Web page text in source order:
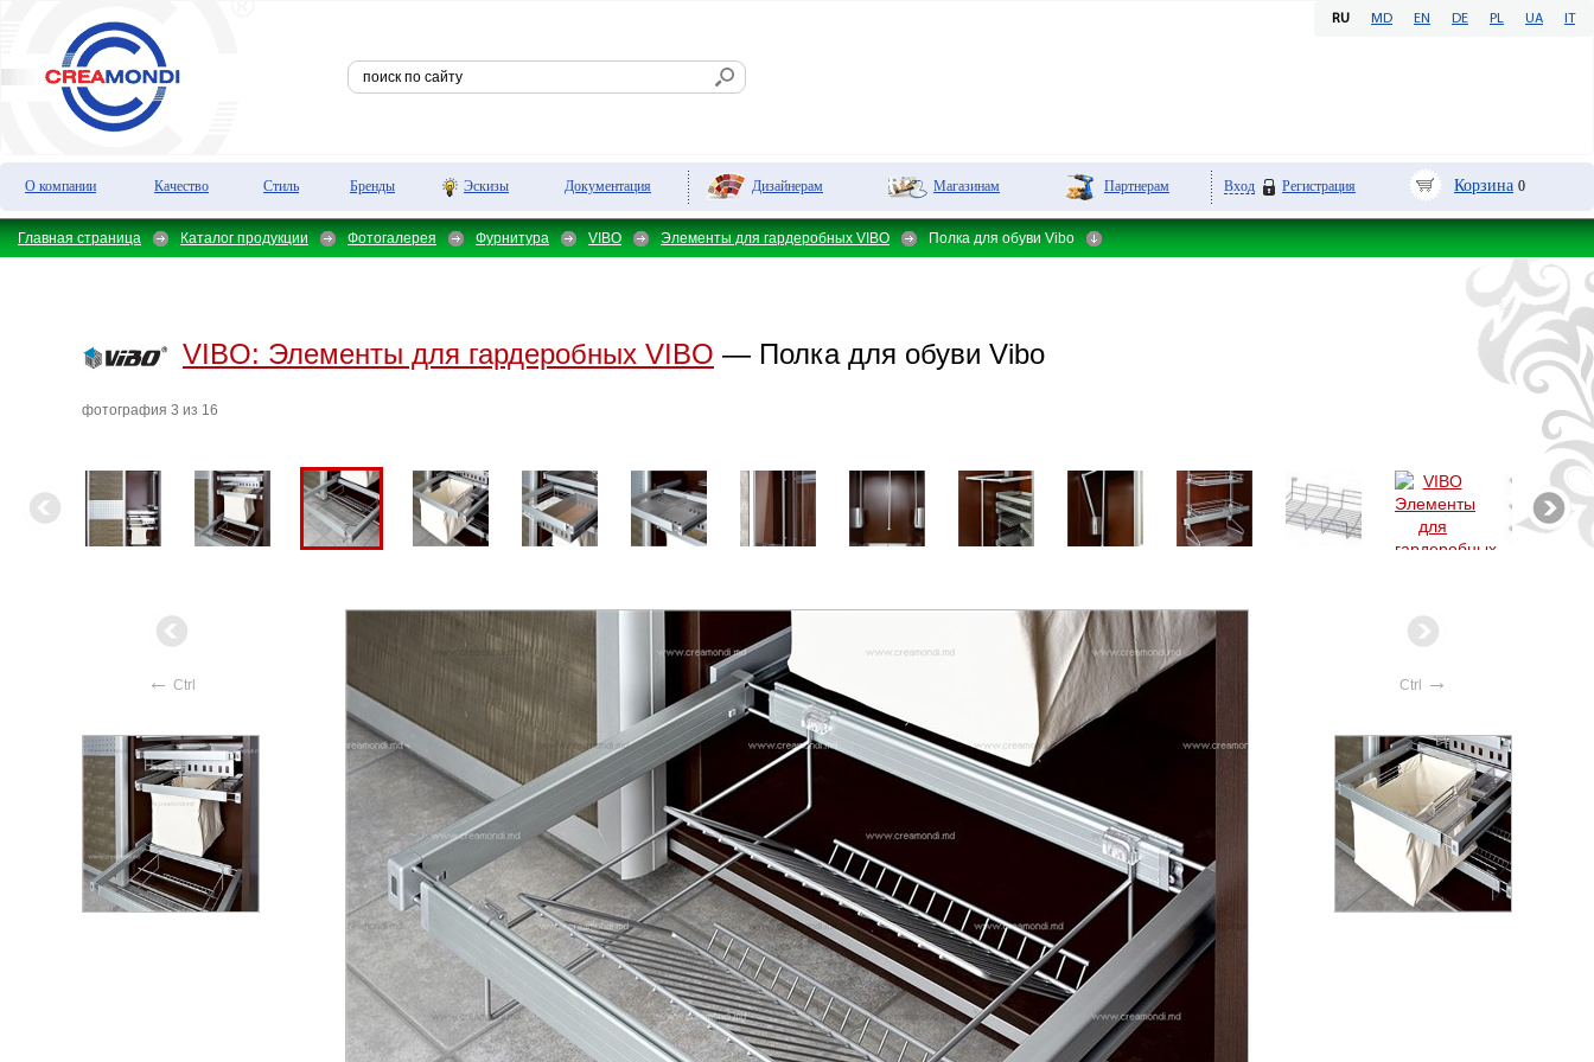
RU MD EN DE PL UA IT
О компании Качество Стиль Бренды Эскизы Документация Дизайнерам Магазинам Партнерам Вход Регистрация Корзина 0
Главная страница Каталог продукции Фотогалерея Фурнитура VIBO Элементы для гардеробных VIBO Полка для обуви Vibo
VIBO: Элементы для гардеробных VIBO — Полка для обуви Vibo
фотография 3 из 16
← Ctrl Ctrl →